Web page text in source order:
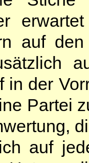
auf
in der
Partei
auf